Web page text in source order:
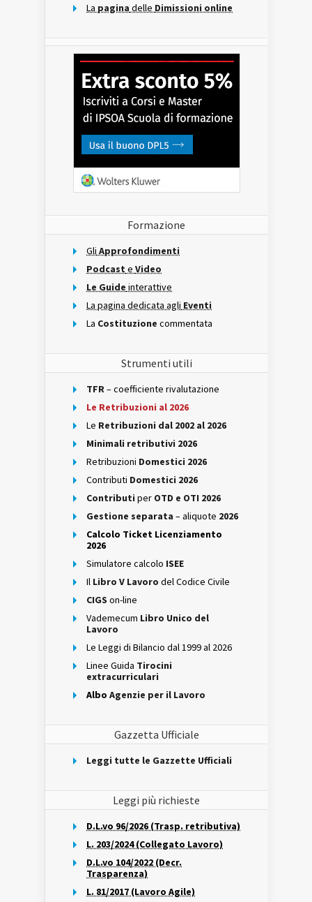
La pagina delle Dimissioni online
Formazione
Gli Approfondimenti
Podcast e Video
Le Guide interattive
La pagina dedicata agli Eventi
La Costituzione commentata
Strumenti utili
TFR– coefficiente rivalutazione
Le Retribuzioni al 2026
Le Retribuzioni dal 2002 al 2026
Minimali retributivi 2026
Retribuzioni Domestici 2026
Contributi Domestici 2026
Contributi per OTD e OTI 2026
Gestione separata – aliquote 2026
Calcolo Ticket Licenziamento
2026
Simulatore calcolo ISEE
Il Libro V Lavoro del Codice Civile
CIGS on-line
Vademecum Libro Unico del
Lavoro
Le Leggi di Bilancio dal 1999 al 2026
Linee Guida Tirocini
extracurriculari
Albo Agenzie per il Lavoro
Gazzetta Ufficiale
Leggi tutte le Gazzette Ufficiali
Leggi più richieste
D.L.vo 96/2026 (Trasp. retributiva)
L. 203/2024 (Collegato Lavoro)
D.L.vo 104/2022 (Decr.
Trasparenza)
L. 81/2017 (Lavoro Agile)